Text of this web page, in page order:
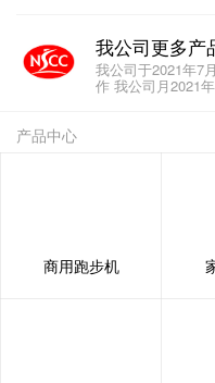
我公司更多产
我公司于2021年7
作 我公司月2021
产品中心
商用跑步机